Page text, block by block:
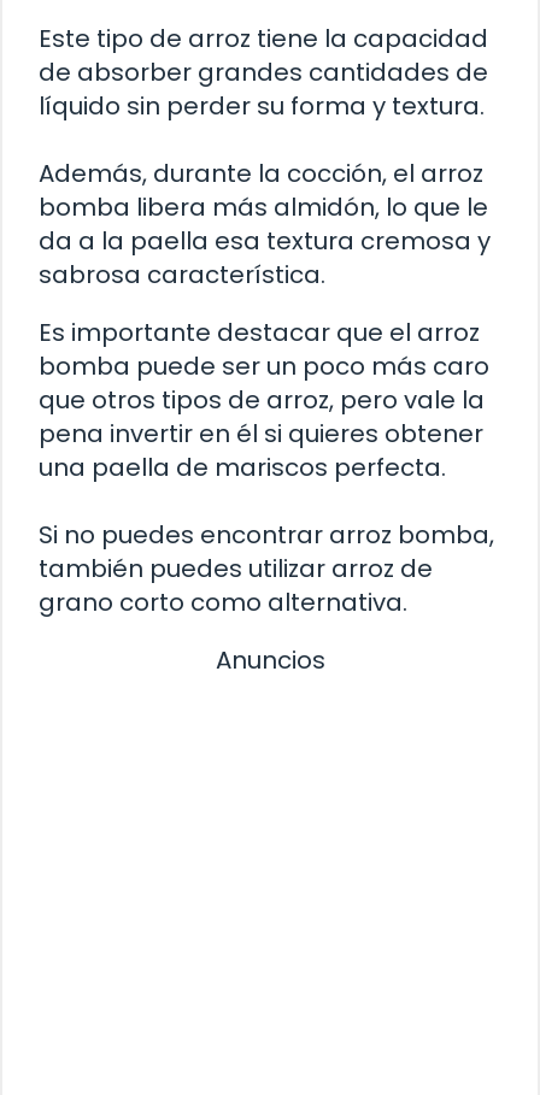
Este tipo de arroz tiene la capacidad
de absorber grandes cantidades de
líquido sin perder su forma y textura.
Además, durante la cocción, el arroz
bomba libera más almidón, lo que le
da a la paella esa textura cremosa y
sabrosa característica.
Es importante destacar que el arroz
bomba puede ser un poco más caro
que otros tipos de arroz, pero vale la
pena invertir en él si quieres obtener
una paella de mariscos perfecta.
Si no puedes encontrar arroz bomba,
también puedes utilizar arroz de
grano corto como alternativa.
Anuncios